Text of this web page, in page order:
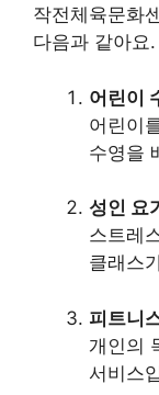
작전체육문화
다음과 같아요.
어린이
어린이
수영을
성인 요
스트레
클래스
피트니
개인의
서비스